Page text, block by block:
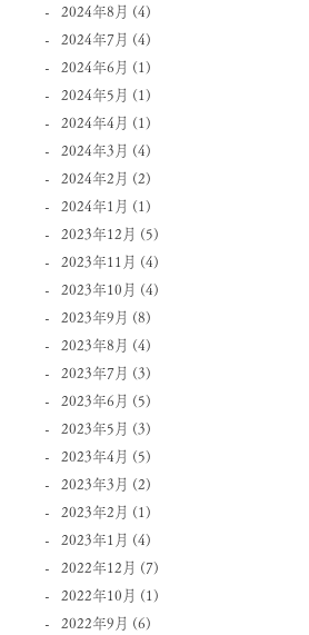
2024年8月 (4)
2024年7月 (4)
2024年6月 (1)
2024年5月 (1)
2024年4月 (1)
2024年3月 (4)
2024年2月 (2)
2024年1月 (1)
2023年12月 (5)
2023年11月 (4)
2023年10月 (4)
2023年9月 (8)
2023年8月 (4)
2023年7月 (3)
2023年6月 (5)
2023年5月 (3)
2023年4月 (5)
2023年3月 (2)
2023年2月 (1)
2023年1月 (4)
2022年12月 (7)
2022年10月 (1)
2022年9月 (6)